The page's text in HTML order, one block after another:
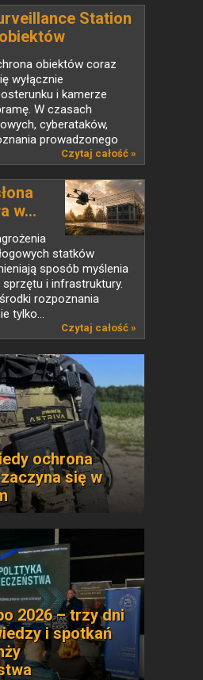
Station
obiektów coraz
wyłącznie
i kamerze
W czasach
cyberataków,
prowadzonego
Czytaj całość »
w...
statków
sposób myślenia
i infrastruktury.
rozpoznania
tylko...
Czytaj całość »
ochrona
się w
2026 – trzy dni
i spotkań